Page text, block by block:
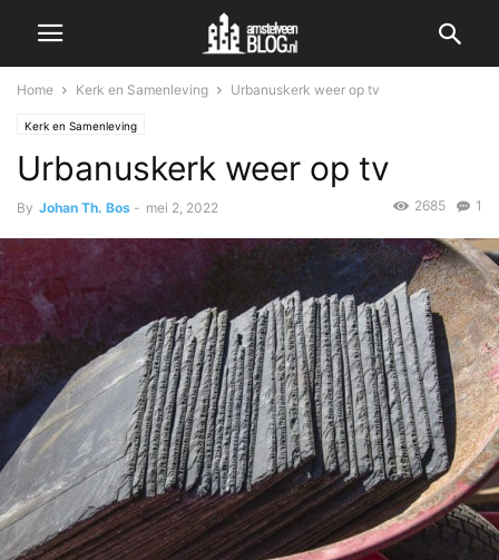
Home Kerk en Samenleving Urbanuskerk weer op tv
Kerk en Samenleving
Urbanuskerk weer op tv
By Johan Th. Bos - mei 2, 2022 1
2685